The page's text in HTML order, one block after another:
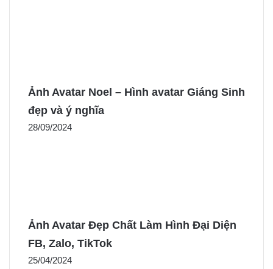
Ảnh Avatar Noel – Hình avatar Giáng Sinh
đẹp và ý nghĩa
28/09/2024
Ảnh Avatar Đẹp Chất Làm Hình Đại Diện
FB, Zalo, TikTok
25/04/2024